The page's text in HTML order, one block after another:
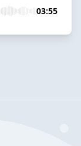
03:55